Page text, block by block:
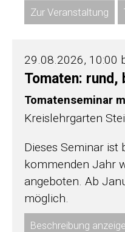
Zur Veranstaltung
29.08.2026, 10:00
Tomaten: rund,
Tomatenseminar
Kreislehrgarten
Dieses Seminar ist
kommenden Jahr
angeboten. Ab
möglich.
Beschreibung